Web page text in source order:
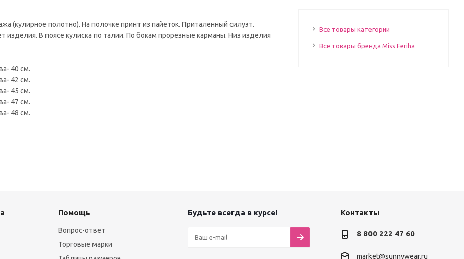
(кулирное полотно). На полочке принт из пайеток. Приталенный силуэт.
изделия. В поясе кулиска по талии. По бокам прорезные карманы. Низ изделия
40 см.
42 см.
45 см.
47 см.
48 см.
Все товары категории
Все товары бренда Miss Feriha
Помощь
Вопрос-ответ
Торговые марки
Будьте всегда в курсе! Контакты
8 800 222 47 60
market@sunnywear.ru